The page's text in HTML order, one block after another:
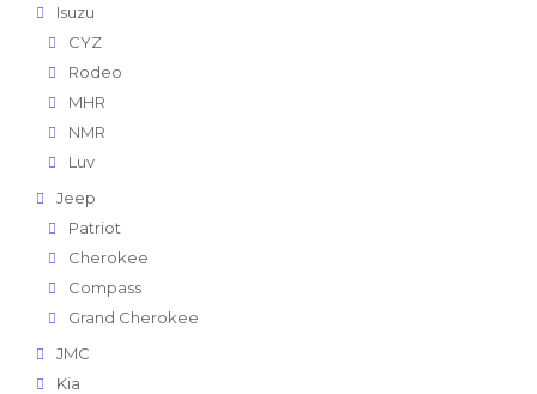
Isuzu
CYZ
Rodeo
MHR
NMR
Luv
Jeep
Patriot
Cherokee
Compass
Grand Cherokee
JMC
Kia